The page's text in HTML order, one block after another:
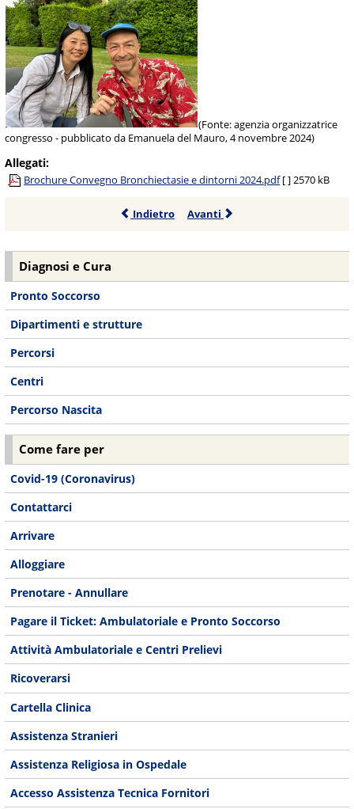
(Fonte: agenzia organizzatrice
congresso - pubblicato da Emanuela del Mauro, 4 novembre 2024)
Allegati:
Brochure Convegno Bronchiectasie e dintorni 2024.pdf [ ]2570 kB
Indietro Avanti
Diagnosi e Cura
Pronto Soccorso
Dipartimenti e strutture
Percorsi
Centri
Percorso Nascita
Come fare per
Covid-19 (Coronavirus)
Contattarci
Arrivare
Alloggiare
Prenotare - Annullare
Pagare il Ticket: Ambulatoriale e Pronto Soccorso
Attività Ambulatoriale e Centri Prelievi
Ricoverarsi
Cartella Clinica
Assistenza Stranieri
Assistenza Religiosa in Ospedale
Accesso Assistenza Tecnica Fornitori